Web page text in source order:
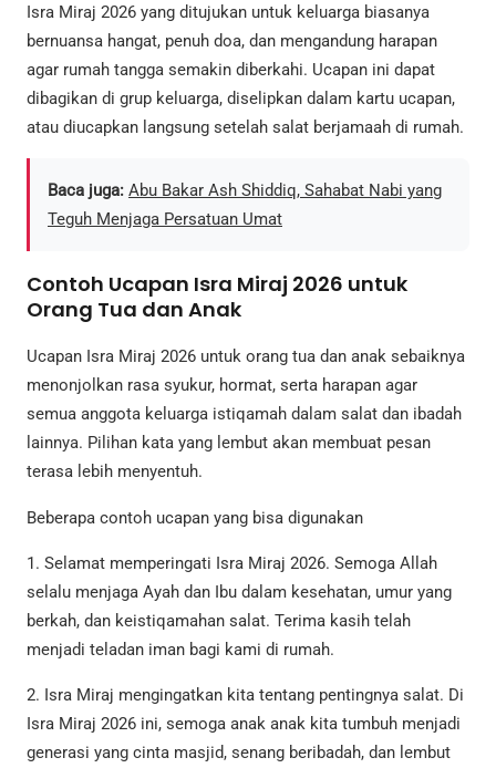
Isra Miraj 2026 yang ditujukan untuk keluarga biasanya
bernuansa hangat, penuh doa, dan mengandung harapan
agar rumah tangga semakin diberkahi. Ucapan ini dapat
dibagikan di grup keluarga, diselipkan dalam kartu ucapan,
atau diucapkan langsung setelah salat berjamaah di rumah.
Baca juga: Abu Bakar Ash Shiddiq, Sahabat Nabi yang
Teguh Menjaga Persatuan Umat
Contoh Ucapan Isra Miraj 2026 untuk
Orang Tua dan Anak
Ucapan Isra Miraj 2026 untuk orang tua dan anak sebaiknya
menonjolkan rasa syukur, hormat, serta harapan agar
semua anggota keluarga istiqamah dalam salat dan ibadah
lainnya. Pilihan kata yang lembut akan membuat pesan
terasa lebih menyentuh.
Beberapa contoh ucapan yang bisa digunakan
1. Selamat memperingati Isra Miraj 2026. Semoga Allah
selalu menjaga Ayah dan Ibu dalam kesehatan, umur yang
berkah, dan keistiqamahan salat. Terima kasih telah
menjadi teladan iman bagi kami di rumah.
2. Isra Miraj mengingatkan kita tentang pentingnya salat. Di
Isra Miraj 2026 ini, semoga anak anak kita tumbuh menjadi
generasi yang cinta masjid, senang beribadah, dan lembut